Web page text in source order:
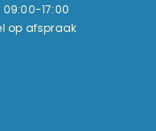
09:00-17:00
op afspraak